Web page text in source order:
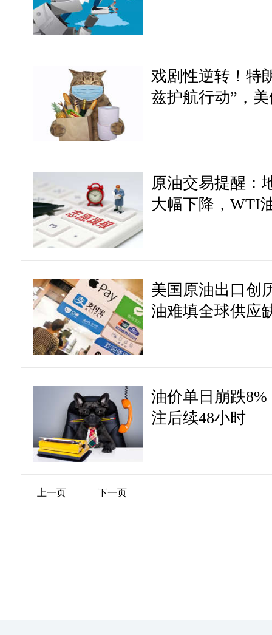
戏剧性逆转！特
兹护航行动”，
原油交易提醒：
大幅下降，WTI
美国原油出口创
油难填全球供应
油价单日崩跌
注后续48小时
上一页 下一页